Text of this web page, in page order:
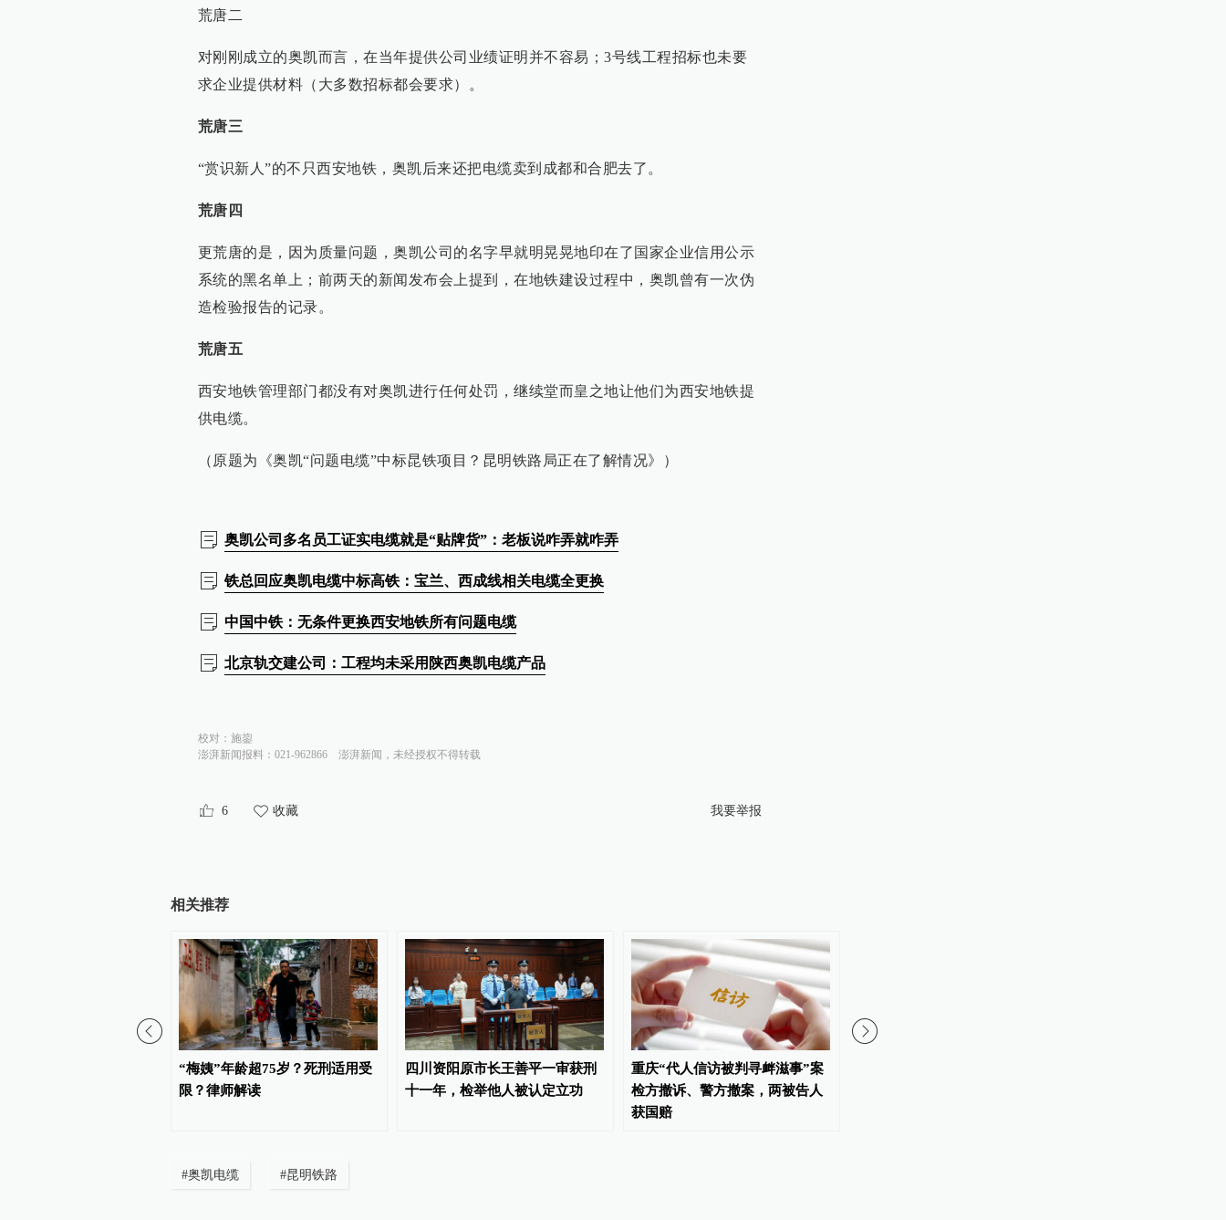
荒唐二
对刚刚成立的奥凯而言，在当年提供公司业绩证明并不容易；3号线工程招标也未要
求企业提供材料（大多数招标都会要求）。
荒唐三
“赏识新人”的不只西安地铁，奥凯后来还把电缆卖到成都和合肥去了。
荒唐四
更荒唐的是，因为质量问题，奥凯公司的名字早就明晃晃地印在了国家企业信用公示
系统的黑名单上；前两天的新闻发布会上提到，在地铁建设过程中，奥凯曾有一次伪
造检验报告的记录。
荒唐五
西安地铁管理部门都没有对奥凯进行任何处罚，继续堂而皇之地让他们为西安地铁提
供电缆。
（原题为《奥凯“问题电缆”中标昆铁项目？昆明铁路局正在了解情况》）
奥凯公司多名员工证实电缆就是“贴牌货”：老板说咋弄就咋弄
铁总回应奥凯电缆中标高铁：宝兰、西成线相关电缆全更换
中国中铁：无条件更换西安地铁所有问题电缆
北京轨交建公司：工程均未采用陕西奥凯电缆产品
校对： 施鋆
澎湃新闻报料：021-962866
澎湃新闻，未经授权不得转载
6 收藏 我要举报
相关推荐
“梅姨”年龄超75岁？死刑适用受
限？律师解读
四川资阳原市长王善平一审获刑
十一年，检举他人被认定立功
重庆“代人信访被判寻衅滋事”案
检方撤诉、警方撤案，两被告人
获国赔
#奥凯电缆 #昆明铁路